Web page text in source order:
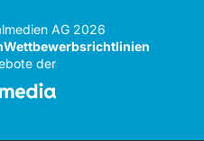
AG 2026
Wettbewerbsrichtlinien
der